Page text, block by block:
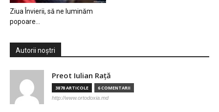
Ziua Învierii, să ne luminăm
popoare…
Autorii noștri
Preot Iulian Raţă
3878 ARTICOLE 6 COMENTARII
http://www.ortodoxia.md